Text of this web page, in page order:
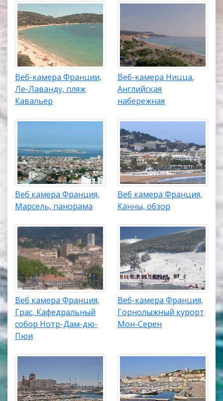
Веб-камера Франции,
Ле-Лаванду, пляж
Кавальер
Веб-камера Ницца,
Английская
набережная
Веб камера Франция,
Марсель, панорама
Веб камера Франция,
Канны, обзор
Веб камера Франция,
Грас, Кафедральный
собор Нотр-Дам-дю-
Пюи
Веб-камера Франция,
Горнолыжный курорт
Мон-Серен